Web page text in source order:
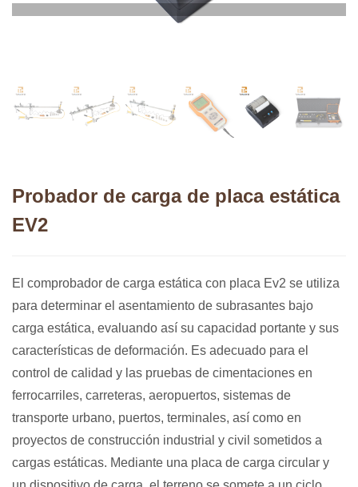
Probador de carga de placa estática
EV2
El comprobador de carga estática con placa Ev2 se utiliza
para determinar el asentamiento de subrasantes bajo
carga estática, evaluando así su capacidad portante y sus
características de deformación. Es adecuado para el
control de calidad y las pruebas de cimentaciones en
ferrocarriles, carreteras, aeropuertos, sistemas de
transporte urbano, puertos, terminales, así como en
proyectos de construcción industrial y civil sometidos a
cargas estáticas. Mediante una placa de carga circular y